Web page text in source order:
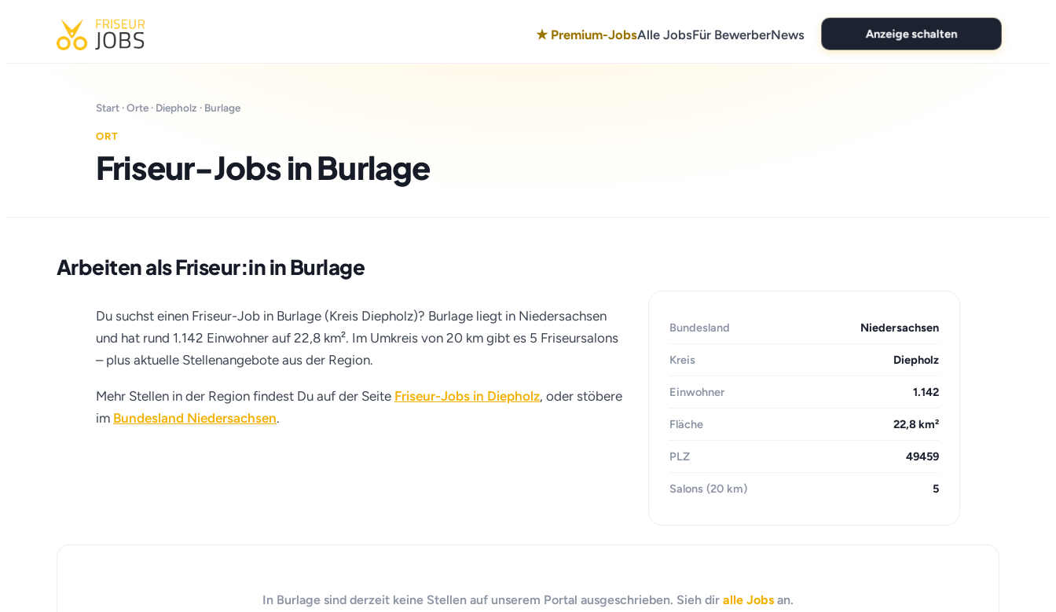
★ Premium-JobsAlle JobsFür BewerberNews Anzeige schalten
Start ·Orte · Diepholz · Burlage
ORT
Friseur-Jobs in Burlage
Arbeiten als Friseur:in in Burlage
Du suchst einen Friseur-Job in Burlage (Kreis Diepholz)? Burlage liegt in Niedersachsen
und hat rund 1.142 Einwohner auf 22,8 km². Im Umkreis von 20 km gibt es 5 Friseursalons
– plus aktuelle Stellenangebote aus der Region.
Mehr Stellen in der Region findest Du auf der Seite Friseur-Jobs in Diepholz, oder stöbere
im Bundesland Niedersachsen.
Bundesland Niedersachsen
Kreis Diepholz
Einwohner 1.142
Fläche 22,8 km²
PLZ 49459
Salons (20 km) 5
In Burlage sind derzeit keine Stellen auf unserem Portal ausgeschrieben. Sieh dir alle Jobs an.